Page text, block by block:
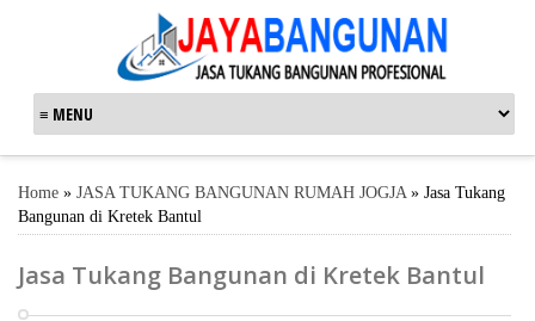
Home » JASA TUKANG BANGUNAN RUMAH JOGJA » Jasa Tukang
Bangunan di Kretek Bantul
Jasa Tukang Bangunan di Kretek Bantul